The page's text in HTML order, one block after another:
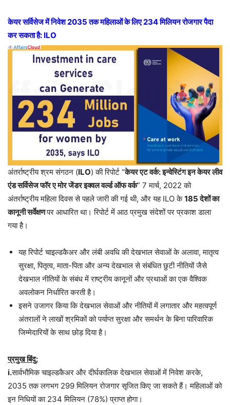
केयर सर्विसेज में निवेश 2035 तक महिलाओं के लिए 234 मिलियन रोजगार पैदा
कर सकता है: ILO
अंतर्राष्ट्रीय श्रम संगठन (ILO) की रिपोर्ट “केयर एट वर्क: इन्वेस्टिंग इन केयर लीव
एंड सर्विसेज फॉर ए मोर जेंडर इक्वल वर्ल्ड ऑफ वर्क” 7 मार्च, 2022 को
अंतर्राष्ट्रीय महिला दिवस से पहले जारी की गई थी, और यह ILO के185 देशों का
कानूनी सर्वेक्षणपर आधारित था। रिपोर्ट में आठ प्रमुख संदेशों पर प्रकाश डाला
गया है।
यह रिपोर्ट चाइल्डकैअर और लंबी अवधि की देखभाल सेवाओं के अलावा, मातृत्व
सुरक्षा, पितृत्व, माता-पिता और अन्य देखभाल से संबंधित छुटी नीतियों जैसे
देखभाल नीतियों के संबंध में राष्ट्रीय कानूनों और प्रथाओं का एक वैश्विक
अवलोकन निर्धारित करती है।
इसने उजागर किया कि देखभाल सेवाओं और नीतियों में लगातार और महत्वपूर्ण
अंतरालों ने लाखों श्रमिकों को पर्याप्त सुरक्षा और समर्थन के बिना पारिवारिक
जिम्मेदारियों के साथ छोड़ दिया है।
प्रमुख बिंदु:
i.सार्वभौमिक चाइल्डकैअर और दीर्घकालिक देखभाल सेवाओं में निवेश करके,
2035 तक लगभग 299 मिलियन रोजगार सृजित किए जा सकते हैं। महिलाओं को
इन निधियों का 234 मिलियन (78%) प्राप्त होगा।